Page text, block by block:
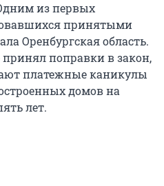
из первых
принятыми
Оренбургская область.
поправки в закон,
платежные каникулы
домов на
лет.